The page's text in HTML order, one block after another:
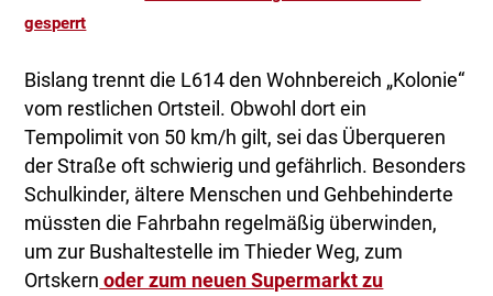
gesperrt
Bislang trennt die L614 den Wohnbereich „Kolonie“
vom restlichen Ortsteil. Obwohl dort ein
Tempolimit von 50 km/h gilt, sei das Überqueren
der Straße oft schwierig und gefährlich. Besonders
Schulkinder, ältere Menschen und Gehbehinderte
müssten die Fahrbahn regelmäßig überwinden,
um zur Bushaltestelle im Thieder Weg, zum
Ortskern oder zum neuen Supermarkt zu